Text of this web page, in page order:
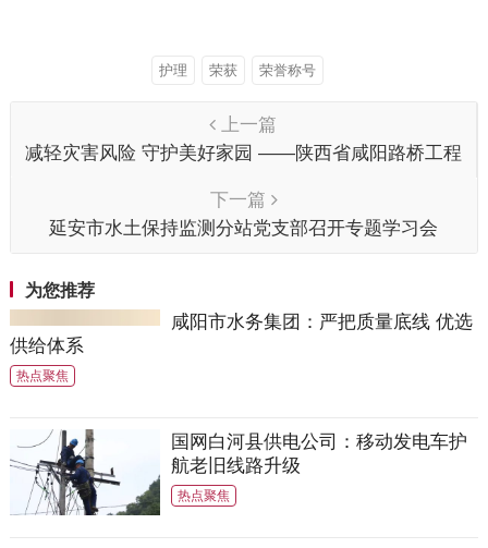
护理 荣获 荣誉称号
上一篇
减轻灾害风险 守护美好家园 ——陕西省咸阳路桥工程
下一篇
延安市水土保持监测分站党支部召开专题学习会
为您推荐
咸阳市水务集团：严把质量底线 优选
供给体系
热点聚焦
国网白河县供电公司：移动发电车护
航老旧线路升级
热点聚焦